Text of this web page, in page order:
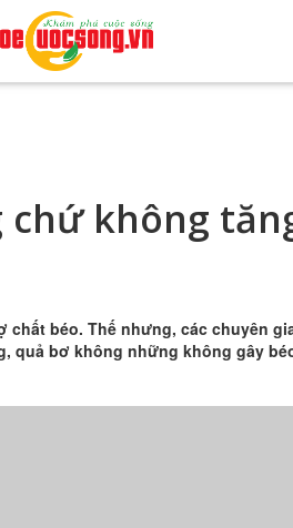
chứ không
béo. Thế nhưng, các chuyên
quả bơ không những không gây